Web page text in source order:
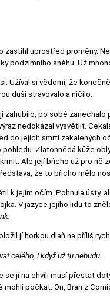
zastihl uprostřed proměny.
podzimního sněhu. Už
Užíval si vědomí, že
duši stravovalo a ničilo.
zahubilo, po sobě zanechalo
nedokázal vysvětlit.
do jejích smrtí zakalených
Zlatohnědá kůže
Ale její břicho už pro ně
že to břicho mělo
k jejím očím. Pohnula ústy,
V jazyce jejího lidu to
jí horkou dlaň na příliš
celého, i když už tu nebudu.
se jí na chvíli musí přestat
mohli počkat. On, Bran z